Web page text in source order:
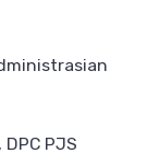
PJS